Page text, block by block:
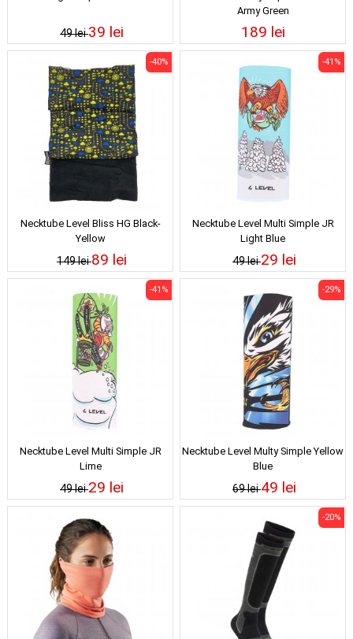
49 lei39 lei
Army Green
189 lei
Necktube Level Bliss HG Black-
Yellow
149 lei
-40%
89 lei
Necktube Level Multi Simple JR
Light Blue
49 lei
-41%
29 lei
Necktube Level Multi Simple JR
Lime
49 lei
-41%
29 lei
Necktube Level Multy Simple Yellow
Blue
69 lei
-29%
49 lei
-20%